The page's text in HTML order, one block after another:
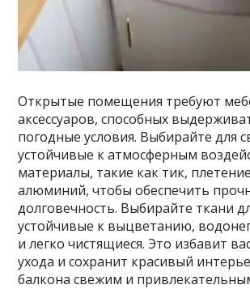
Открытые помещения требуют
аксессуаров, способных
погодные условия. Выбирайте для
устойчивые к атмосферным
материалы, такие как тик,
алюминий, чтобы обеспечить
долговечность. Выбирайте ткани
устойчивые к выцветанию,
и легко чистящиеся. Это избавит
ухода и сохранит красивый
балкона свежим и